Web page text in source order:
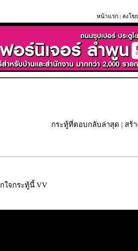
หน้าแรก | ลงโ
กระทู้ที่ตอบกลับล่าสุด | สร้
ใจกระทู้นี้ VV